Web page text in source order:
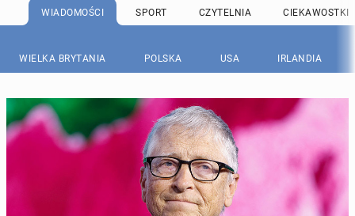
WIADOMOŚCI SPORT CZYTELNIA CIEKAWOSTKI
WIELKA BRYTANIA POLSKA USA IRLANDIA